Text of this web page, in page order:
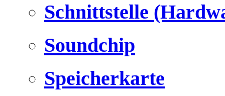
Schnittstelle
Soundchip
Speicherkarte